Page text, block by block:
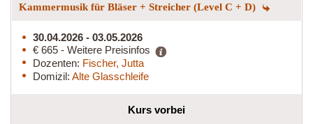
Kammermusik für Bläser + Streicher (Level C + D)
30.04.2026 - 03.05.2026
€ 665 - Weitere Preisinfos
Dozenten: Fischer, Jutta
Domizil: Alte Glasschleife
Kurs vorbei